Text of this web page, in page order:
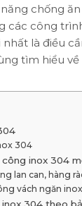
chống
các công
nhất là điều
tìm hiểu
304
inox 304
lan can, hàng
vách ngăn